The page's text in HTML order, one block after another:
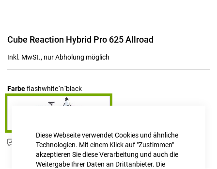
Diese Webseite verwendet Cookies und ähnliche
Technologien. Mit einem Klick auf "Zustimmen"
akzeptieren Sie diese Verarbeitung und auch die
Weitergabe Ihrer Daten an Drittanbieter. Die
Zum
der
Cube Reaction Hybrid Pro 625 Allroad
Inkl. MwSt., nur Abholung möglich
Farbeflashwhite´n´black
Produktanfrage stellen